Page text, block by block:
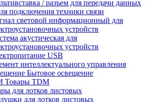
/ разъем для передачи данных
подключения техники связи
световой информационный для
устройств
акустическая для
устройств
USB
интеллектуального управления
Бытовое освещение
Товары TDM
для лотков листовых
для лотков листовых